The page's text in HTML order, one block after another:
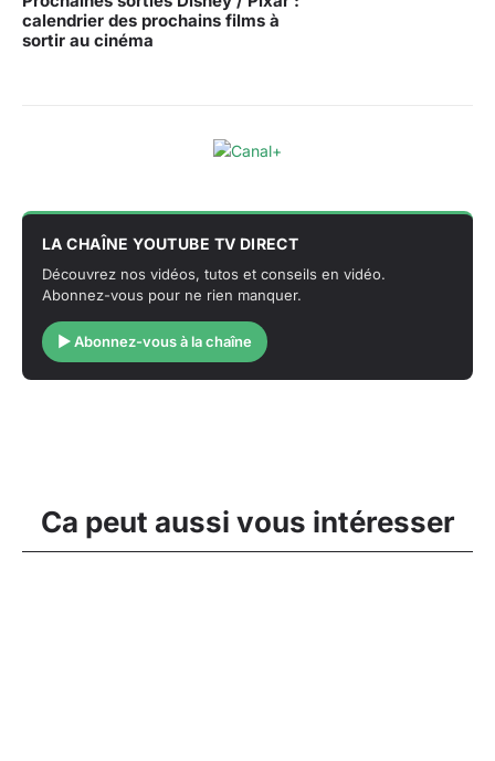
calendrier des prochains films à
sortir au cinéma
LA CHAÎNE YOUTUBE TV DIRECT
Découvrez nos vidéos, tutos et conseils en vidéo.
Abonnez-vous pour ne rien manquer.
▶ Abonnez-vous à la chaîne
Ca peut aussi vous intéresser